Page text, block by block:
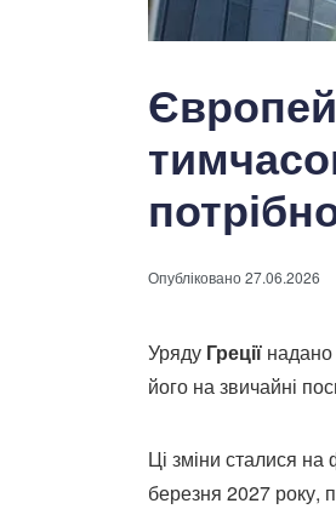
Опубліковано27.06.2026
Уряду Греції надано
його на звичайні
Ці зміни сталися на
березня 2027 року,